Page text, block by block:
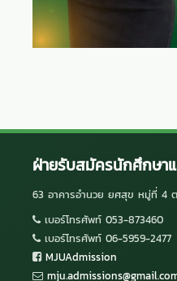
ฝ่ายรับสมัครนักศึกษา
63 อาคารอำนวย ยศสุข หมู่ที่ 4
เบอร์โทรศัพท์ 053-873460
เบอร์โทรศัพท์ 06-5959-2477
MJUAdmission